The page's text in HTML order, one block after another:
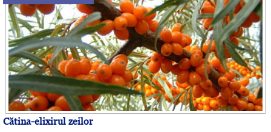
Cătina-elixirul zeilor